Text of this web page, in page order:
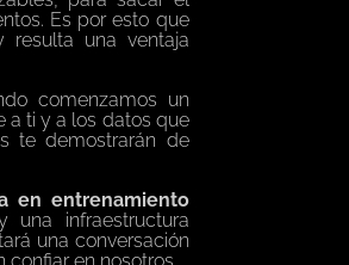
Es por esto que
resulta una ventaja
comenzamos un
a ti y a los datos que
te demostrarán de
en entrenamiento
una infraestructura
una conversación